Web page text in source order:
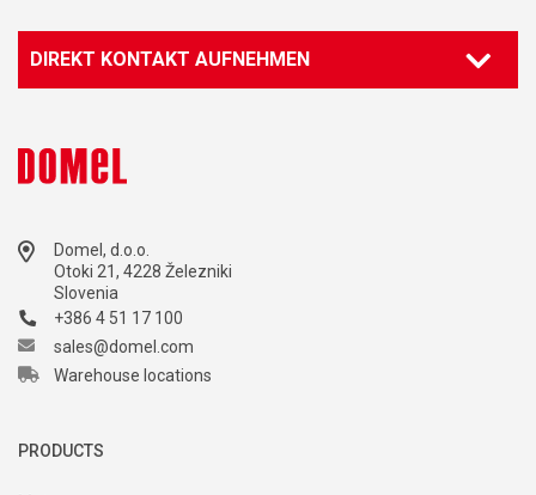
DIREKT KONTAKT AUFNEHMEN
Domel, d.o.o.
Otoki 21, 4228 Železniki
Slovenia
+386 4 51 17 100
sales@domel.com
Warehouse locations
PRODUCTS